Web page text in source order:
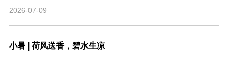
2026-07-09
小暑 | 荷风送香，碧水生凉